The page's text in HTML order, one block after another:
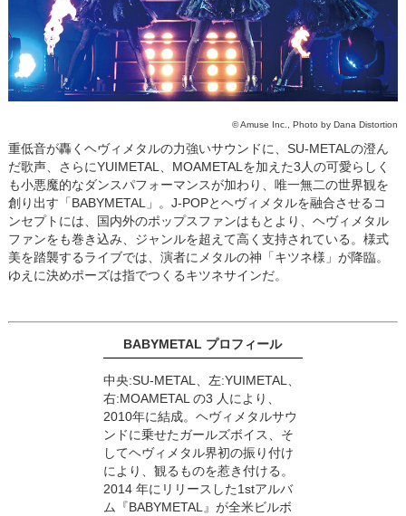
© Amuse Inc., Photo by Dana Distortion
重低音が轟くヘヴィメタルの力強いサウンドに、SU-METALの澄ん
だ歌声、さらにYUIMETAL、MOAMETALを加えた3人の可愛らしく
も小悪魔的なダンスパフォーマンスが加わり、唯一無二の世界観を
創り出す「BABYMETAL」。J-POPとヘヴィメタルを融合させるコ
ンセプトには、国内外のポップスファンはもとより、ヘヴィメタル
ファンをも巻き込み、ジャンルを超えて高く支持されている。様式
美を踏襲するライブでは、演者にメタルの神「キツネ様」が降臨。
ゆえに決めポーズは指でつくるキツネサインだ。
BABYMETAL プロフィール
中央:SU-METAL、左:YUIMETAL、
右:MOAMETAL の3 人により、
2010年に結成。ヘヴィメタルサウ
ンドに乗せたガールズボイス、そ
してヘヴィメタル界初の振り付け
により、観るものを惹き付ける。
2014 年にリリースした1stアルバ
ム『BABYMETAL』が全米ビルボ